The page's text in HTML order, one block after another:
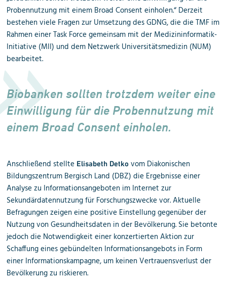
Probennutzung mit einem Broad Consent einholen.“ Derzeit
bestehen viele Fragen zur Umsetzung des GDNG, die die TMF im
Rahmen einer Task Force gemeinsam mit der Medizininformatik-
Initiative (MII) und dem Netzwerk Universitätsmedizin (NUM)
bearbeitet.
Biobanken sollten trotzdem weiter eine
Einwilligung für die Probennutzung mit
einem Broad Consent einholen.
Anschließend stellte Elisabeth Detko vom Diakonischen
Bildungszentrum Bergisch Land (DBZ) die Ergebnisse einer
Analyse zu Informationsangeboten im Internet zur
Sekundärdatennutzungfür Forschungszwecke vor. Aktuelle
Befragungen zeigen eine positive Einstellunggegenüber der
Nutzung von Gesundheitsdaten in der Bevölkerung. Sie betonte
jedoch die Notwendigkeit einer konzertierten Aktionzur
Schaffung eines gebündelten Informationsangebots in Form
einer Informationskampagne, um keinen Vertrauensverlust der
Bevölkerung zu riskieren.